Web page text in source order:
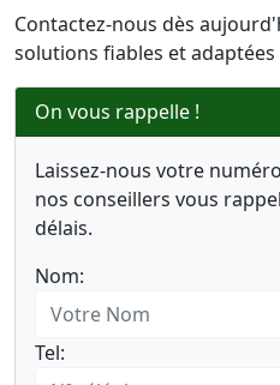
Contactez-nous dès
solutions fiables et adaptées
On vous rappelle !
Laissez-nous votre
nos conseillers vous
délais.
Nom:
Tel: